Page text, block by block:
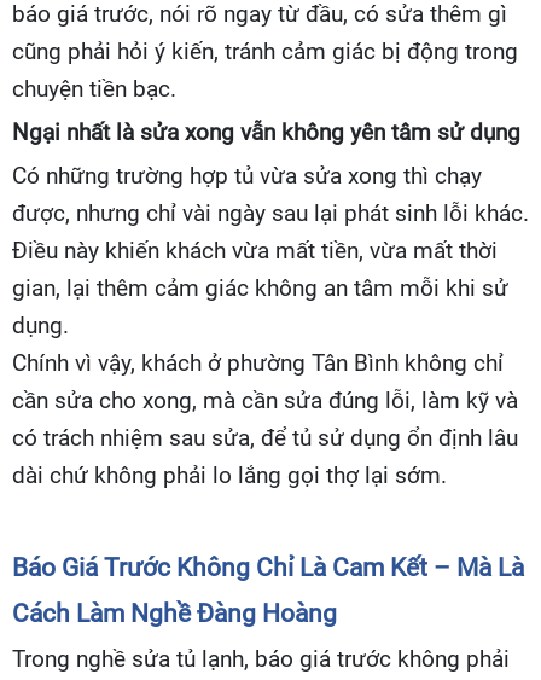
báo giá trước, nói rõ ngay từ đầu, có sửa thêm gì
cũng phải hỏi ý kiến, tránh cảm giác bị động trong
chuyện tiền bạc.
Ngại nhất là sửa xong vẫn không yên tâm sử dụng
Có những trường hợp tủ vừa sửa xong thì chạy
được, nhưng chỉ vài ngày sau lại phát sinh lỗi khác.
Điều này khiến khách vừa mất tiền, vừa mất thời
gian, lại thêm cảm giác không an tâm mỗi khi sử
dụng.
Chính vì vậy, khách ở phường Tân Bình không chỉ
cần sửa cho xong, mà cần sửa đúng lỗi, làm kỹ và
có trách nhiệm sau sửa, để tủ sử dụng ổn định lâu
dài chứ không phải lo lắng gọi thợ lại sớm.
Báo Giá Trước Không Chỉ Là Cam Kết – Mà Là
Cách Làm Nghề Đàng Hoàng
Trong nghề sửa tủ lạnh, báo giá trước không phải